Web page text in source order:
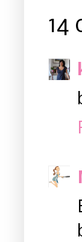
14